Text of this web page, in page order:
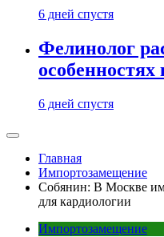
6 дней спустя
Фелинолог
6 дней спустя
Главная
Импортозамещение
Собянин: В Москве
для кардиологии
Импортозамещение